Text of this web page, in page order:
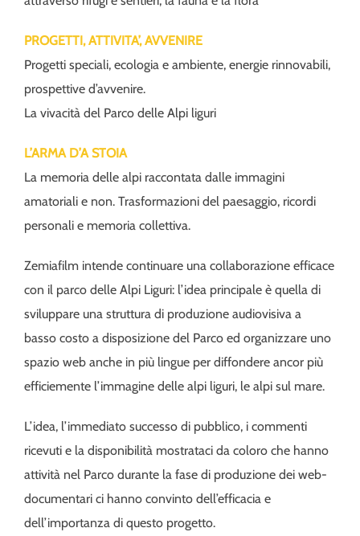
PROGETTI, ATTIVITA’, AVVENIRE
Progetti speciali, ecologia e ambiente, energie rinnovabili,
prospettive d’avvenire.
La vivacità del Parco delle Alpi liguri
L’ARMA D’A STOIA
La memoria delle alpi raccontata dalle immagini
amatoriali e non. Trasformazioni del paesaggio, ricordi
personali e memoria collettiva.
Zemiafilm intende continuare una collaborazione efficace
con il parco delle Alpi Liguri: l’idea principale è quella di
sviluppare una struttura di produzione audiovisiva a
basso costo a disposizione del Parco ed organizzare uno
spazio web anche in più lingue per diffondere ancor più
efficiemente l’immagine delle alpi liguri, le alpi sul mare.
L’idea, l’immediato successo di pubblico, i commenti
ricevuti e la disponibilità mostrataci da coloro che hanno
attività nel Parco durante la fase di produzione dei web-
documentari ci hanno convinto dell’efficacia e
dell’importanza di questo progetto.